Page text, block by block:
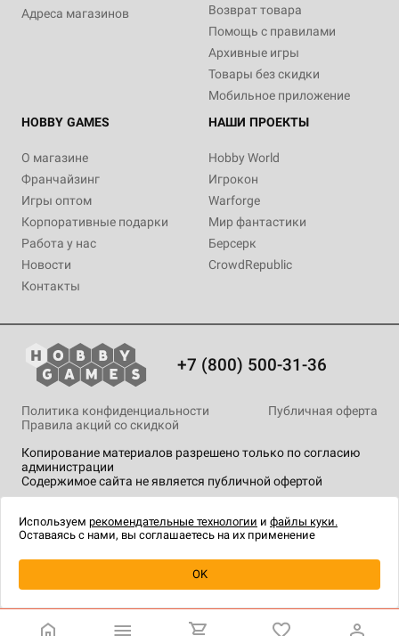
Адреса магазинов
Возврат товара
Помощь с правилами
Архивные игры
Товары без скидки
Мобильное приложение
HOBBY GAMES
О магазине
Франчайзинг
Игры оптом
Корпоративные подарки
Работа у нас
Новости
Контакты
НАШИ ПРОЕКТЫ
Hobby World
Игрокон
Warforge
Мир фантастики
Берсерк
CrowdRepublic
+7 (800) 500-31-36
Копирование материалов разрешено только по согласию
администрации
Содержимое сайта не является публичной офертой
Политика конфиденциальности
Публичная оферта
Правила акций со скидкой
технологии .
Используем рекомендательные технологии и файлы куки.
Оставаясь с нами, вы соглашаетесь на их применение
OK